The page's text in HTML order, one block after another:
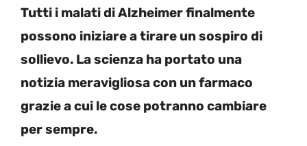
Tutti i malati di Alzheimer finalmente
possono iniziare a tirare un sospiro di
sollievo. La scienza ha portato una
notizia meravigliosa con un farmaco
grazie a cui le cose potranno cambiare
per sempre.